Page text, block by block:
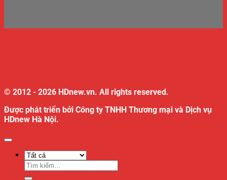
© 2012 - 2026 HDnew.vn. All rights reserved.
Được phát triển bởi Công ty TNHH Thương mại và Dịch vụ
HDnew Hà Nội.
Tìm